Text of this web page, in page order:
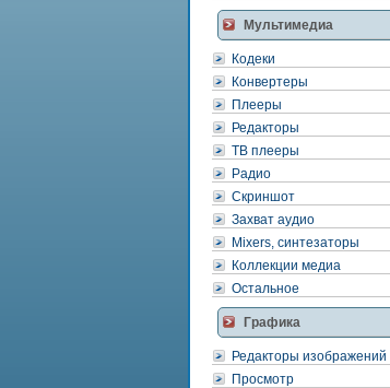
Мультимедиа
Кодеки
Конвертеры
Плееры
Редакторы
ТВ плееры
Радио
Скриншот
Захват аудио
Mixers, синтезаторы
Коллекции медиа
Остальное
Графика
Редакторы изображений
Просмотр